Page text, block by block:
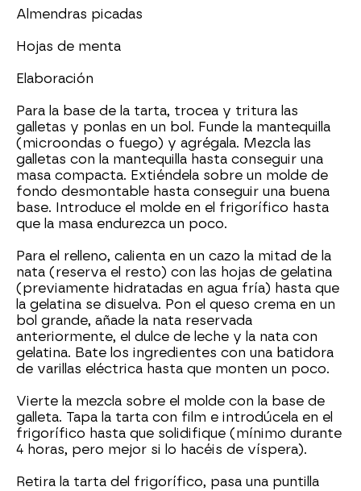
Almendras picadas
Hojas de menta
Elaboración
Para la base de la tarta, trocea y tritura las
galletas y ponlas en un bol. Funde la mantequilla
(microondas o fuego) y agrégala. Mezcla las
galletas con la mantequilla hasta conseguir una
masa compacta. Extiéndela sobre un molde de
fondo desmontable hasta conseguir una buena
base. Introduce el molde en el frigorífico hasta
que la masa endurezca un poco.
Para el relleno, calienta en un cazo la mitad de la
nata (reserva el resto) con las hojas de gelatina
(previamente hidratadas en agua fría) hasta que
la gelatina se disuelva. Pon el queso crema en un
bol grande, añade la nata reservada
anteriormente, el dulce de leche y la nata con
gelatina. Bate los ingredientes con una batidora
de varillas eléctrica hasta que monten un poco.
Vierte la mezcla sobre el molde con la base de
galleta. Tapa la tarta con film e introdúcela en el
frigorífico hasta que solidifique (mínimo durante
4 horas, pero mejor si lo hacéis de víspera).
Retira la tarta del frigorífico, pasa una puntilla